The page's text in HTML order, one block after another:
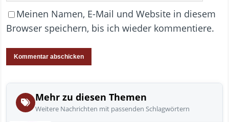
Meinen Namen, E-Mail und Website in diesem
Browser speichern, bis ich wieder kommentiere.
Mehr zu diesen Themen
Weitere Nachrichten mit passenden Schlagwörtern